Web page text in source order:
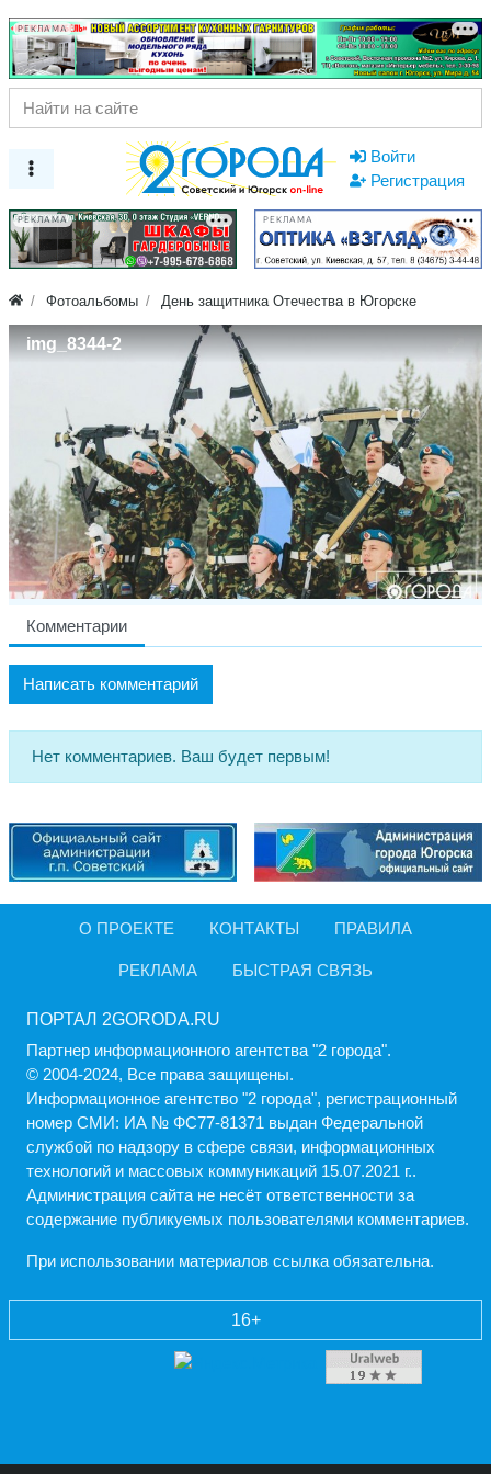
РЕКЛАМА
Войти
Регистрация
РЕКЛАМА РЕКЛАМА
Фотоальбомы День защитника Отечества в Югорске
img_8344-2
Комментарии
Написать комментарий
Нет комментариев. Ваш будет первым!
О ПРОЕКТЕ КОНТАКТЫ ПРАВИЛА
РЕКЛАМА БЫСТРАЯ СВЯЗЬ
ПОРТАЛ 2GORODA.RU
Партнер информационного агентства "2 города".
© 2004-2024, Все права защищены.
Информационное агентство "2 города", регистрационный
номер СМИ: ИА № ФС77-81371 выдан Федеральной
службой по надзору в сфере связи, информационных
технологий и массовых коммуникаций 15.07.2021 г..
Администрация cайта не несёт ответственности за
содержание публикуемых пользователями комментариев.
При использовании материалов ссылка обязательна.
16+